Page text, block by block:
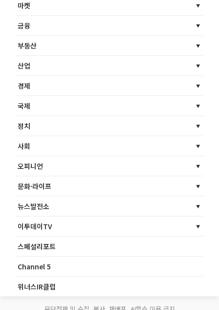
마켓
금융
부동산
산업
경제
국제
정치
사회
오피니언
문화·라이프
뉴스발전소
이투데이TV
스페셜리포트
Channel 5
위너스IR클럽